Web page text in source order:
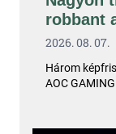
robbant
2026. 08. 07.
Három
AOC